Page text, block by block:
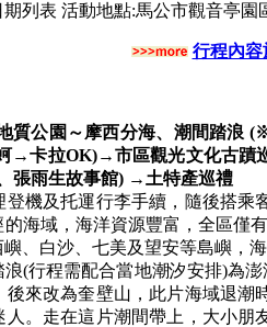
列表 活動地點:馬公市觀音亭園
行程內
公園～摩西分海、潮間踏浪
→卡拉OK)→市區觀光文化古蹟
張雨生故事館) →土特產巡禮
機及托運行李手續，隨後搭
海域，海洋資源豐富，全區僅
、白沙、七美及望安等島嶼，
浪(行程需配合當地潮汐安排)為
來改為奎壁山，此片海域退
。走在這片潮間帶上，大小